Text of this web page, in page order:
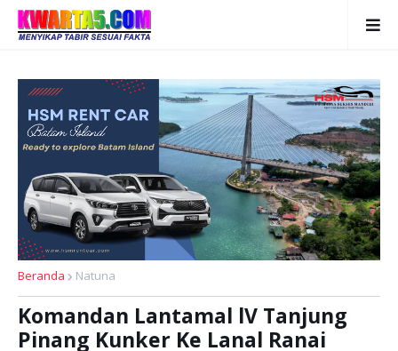
Beranda Natuna
Komandan Lantamal lV Tanjung
Pinang Kunker Ke Lanal Ranai